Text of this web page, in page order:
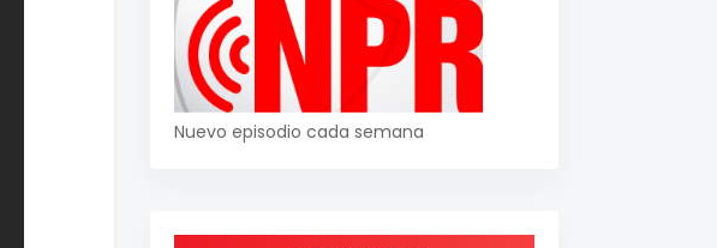
Nuevo episodio cada semana